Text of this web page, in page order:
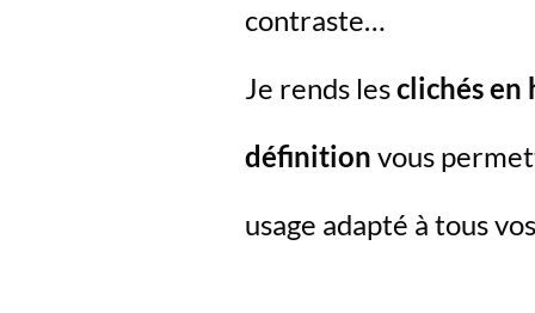
contraste…
Je rends lesclichés en
définition vous
usage adapté à tous